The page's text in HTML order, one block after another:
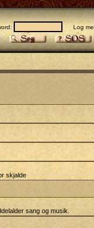
Log me
skjalde
sang og musik.